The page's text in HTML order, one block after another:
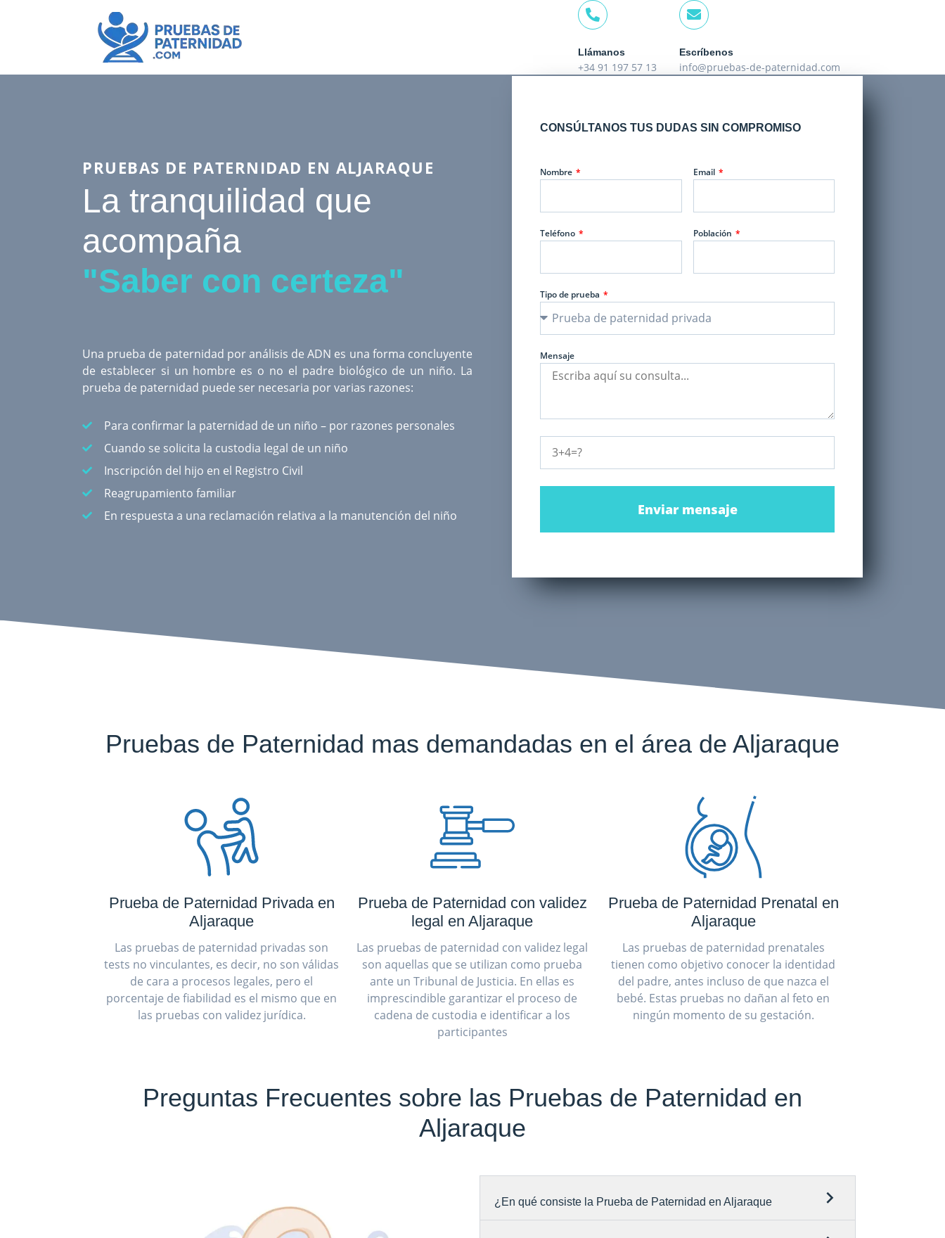
Llámanos
+34 91 197 57 13
Escríbenos
info@pruebas-de-paternidad.com
PRUEBAS DE PATERNIDAD EN ALJARAQUE
La tranquilidad que
acompaña
"Saber con certeza"
Una prueba de paternidad por análisis de ADN es una forma concluyente
de establecer si un hombre es o no el padre biológico de un niño. La
prueba de paternidad puede ser necesaria por varias razones:
Para confirmar la paternidad de un niño – por razones personales
Cuando se solicita la custodia legal de un niño
Inscripción del hijo en el Registro Civil
Reagrupamiento familiar
En respuesta a una reclamación relativa a la manutención del niño
CONSÚLTANOS TUS DUDAS SIN COMPROMISO
Nombre Email
Teléfono Población
Tipo de prueba
Mensaje
Enviar mensaje
Pruebas de Paternidad mas demandadas en el área de Aljaraque
Prueba de Paternidad Privada en
Aljaraque
Las pruebas de paternidad privadas son
tests no vinculantes, es decir, no son válidas
de cara a procesos legales, pero el
porcentaje de fiabilidad es el mismo que en
las pruebas con validez jurídica.
Prueba de Paternidad con validez
legal en Aljaraque
Las pruebas de paternidad con validez legal
son aquellas que se utilizan como prueba
ante un Tribunal de Justicia. En ellas es
imprescindible garantizar el proceso de
cadena de custodia e identificar a los
participantes
Prueba de Paternidad Prenatal en
Aljaraque
Las pruebas de paternidad prenatales
tienen como objetivo conocer la identidad
del padre, antes incluso de que nazca el
bebé. Estas pruebas no dañan al feto en
ningún momento de su gestación.
Preguntas Frecuentes sobre las Pruebas de Paternidad en
Aljaraque
¿En qué consiste la Prueba de Paternidad en Aljaraque